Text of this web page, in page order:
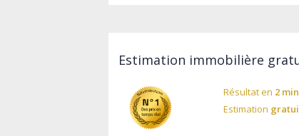
Estimation immobilière
Résultat en 2
Estimation